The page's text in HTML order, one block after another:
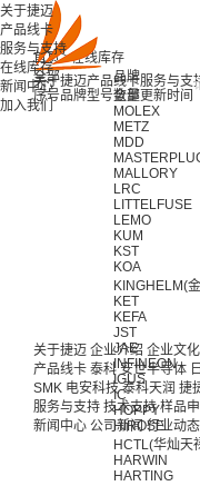
关于捷迈产品线卡服务与支
关于捷迈
产品线卡
服务与支持
在线库存
新闻中心
加入我们
首页 >在线库存
全部
品牌
全部
MOLEX
METZ
MDD
MALLORY
LRC
LITTELFUSE
LEMO
KUM
KST
KOA
KINGHELM(
KET
KEFA
JST
JAE
INFINEON
IGUS
IC
HOPPY
HIROSE
HCTL(华灿天
HARWIN
HARTING
序号品牌型号数量更新时间
关于捷迈 企业介绍 企业文化
产品线卡 泰科 安世半导体
SMK 电安科技 泰科天润 捷
服务与支持 技术支持 样品
新闻中心 公司新闻 行业动态